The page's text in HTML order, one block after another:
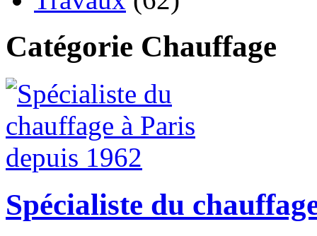
Catégorie Chauffage
Spécialiste du